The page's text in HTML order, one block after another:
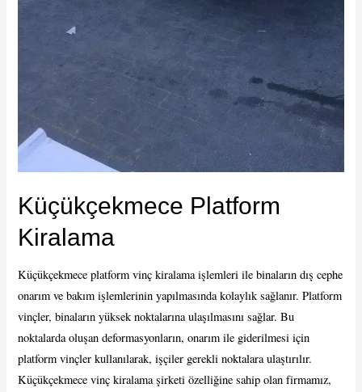
Küçükçekmece Platform
Kiralama
Küçükçekmece platform vinç kiralama işlemleri ile binaların dış cephe
onarım ve bakım işlemlerinin yapılmasında kolaylık sağlanır. Platform
vinçler, binaların yüksek noktalarına ulaşılmasını sağlar. Bu
noktalarda oluşan deformasyonların, onarım ile giderilmesi için
platform vinçler kullanılarak, işçiler gerekli noktalara ulaştırılır.
Küçükçekmece vinç kiralama şirketi özelliğine sahip olan firmamız,